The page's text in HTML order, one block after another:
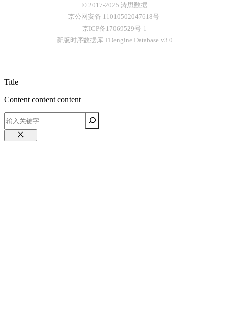
© 2017-2025 涛思数据
京公网安备 11010502047618号
京ICP备17069529号-1
新版时序数据库 TDengine Database v3.0
Title
Content content content
关